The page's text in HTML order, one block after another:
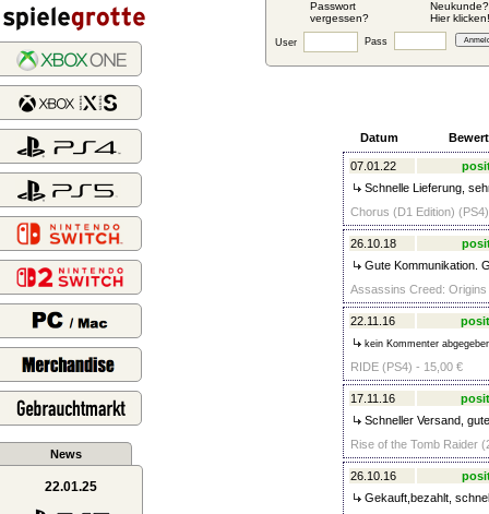
Passwort
vergessen?
Neukunde?
Hier klicken!
User Pass
News
22.01.25
Datum
07.01.22
Schnelle Lieferung,
Chorus (D1 Edition)
26.10.18
Gute Kommunikation.
Assassins Creed:
22.11.16
kein Kommenter
RIDE (PS4) - 15,00 €
17.11.16
Schneller Versand,
Rise of the Tomb Raider
26.10.16
Gekauft,bezahlt,